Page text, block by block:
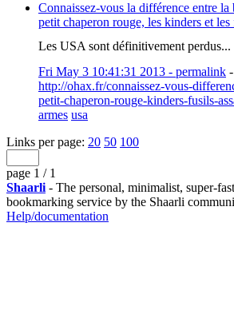
Connaissez-vous la différence entre
petit chaperon rouge, les kinders et les
Les USA sont définitivement perdus...
Fri May 3 10:41:31 2013 - permalink -
http://ohax.fr/connaissez-vous-
petit-chaperon-rouge-kinders-fusils-
armes usa
Links per page: 20 50 100
page 1 / 1
Shaarli - The personal, minimalist, super-
bookmarking service by the Shaarli
Help/documentation